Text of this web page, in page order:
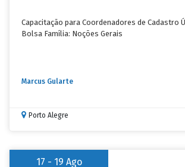
Capacitação para Coordenadores de Cadastro
Bolsa Família: Noções Gerais
Marcus Gularte
Porto Alegre
17 - 19 Ago